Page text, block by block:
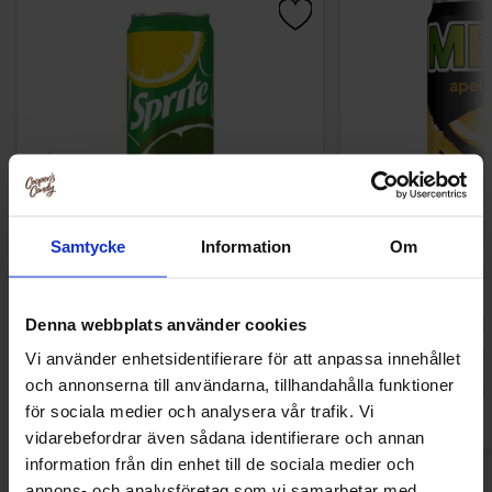
Samtycke Information Om
Denna webbplats använder cookies
Vi använder enhetsidentifierare för att anpassa innehållet
och annonserna till användarna, tillhandahålla funktioner
för sociala medier och analysera vår trafik. Vi
vidarebefordrar även sådana identifierare och annan
information från din enhet till de sociala medier och
Sprite 33cl
1.29 EUR